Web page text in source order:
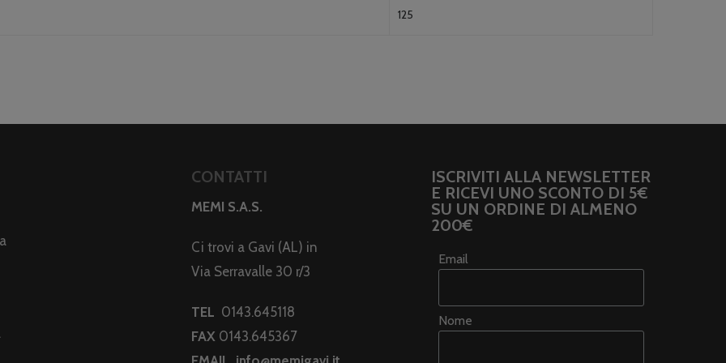
125
CONTATTI
MEMI S.A.S.
Ci trovi a Gavi (AL) in
Via Serravalle 30 r/3
TEL 0143.645118
FAX 0143.645367
ISCRIVITI ALLA NEWSLETTER
E RICEVI UNO SCONTO DI 5€
SU UN ORDINE DI ALMENO
200€
Email
Nome